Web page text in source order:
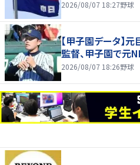
2026/08/07 18:27野球
【甲子園データ】
監督、甲子園で元
2026/08/07 18:26野球